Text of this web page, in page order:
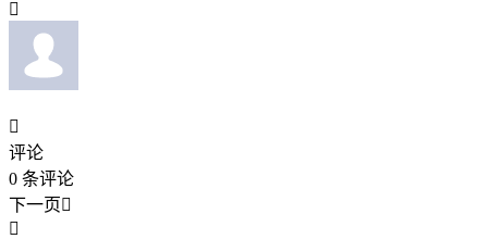


评论
0 条评论
下一页
